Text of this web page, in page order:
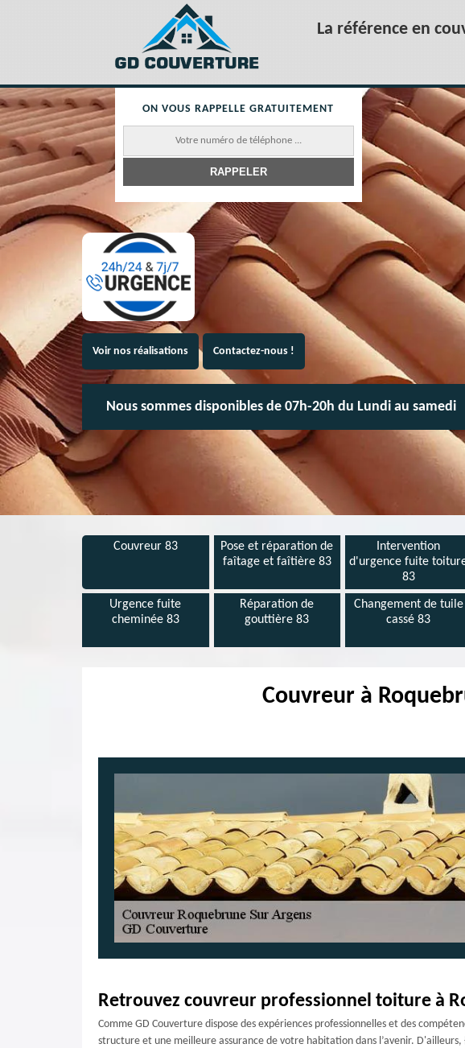
La référence en
Voir nos réalisations Contactez-nous !
Nous sommes disponibles de 07h-20h du Lundi au samedi
ON VOUS RAPPELLE GRATUITEMENT
Couvreur 83
Pose et réparation de
faîtage et faîtière 83
Intervention
d'urgence fuite
83
Urgence fuite
cheminée 83
Réparation de
gouttière 83
Changement de tuile
cassé 83
Couvreur à
Retrouvez couvreur professionnel toiture à
Comme GD Couverture dispose des expériences professionnelles et des
structure et une meilleure assurance de votre habitation dans l’avenir.